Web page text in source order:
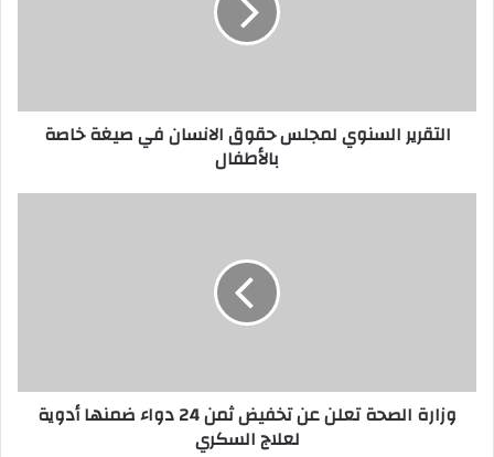
التقرير السنوي لمجلس حقوق الانسان في صيغة خاصة
بالأطفال
وزارة الصحة تعلن عن تخفيض ثمن 24 دواء ضمنها أدوية
لعلاج السكري